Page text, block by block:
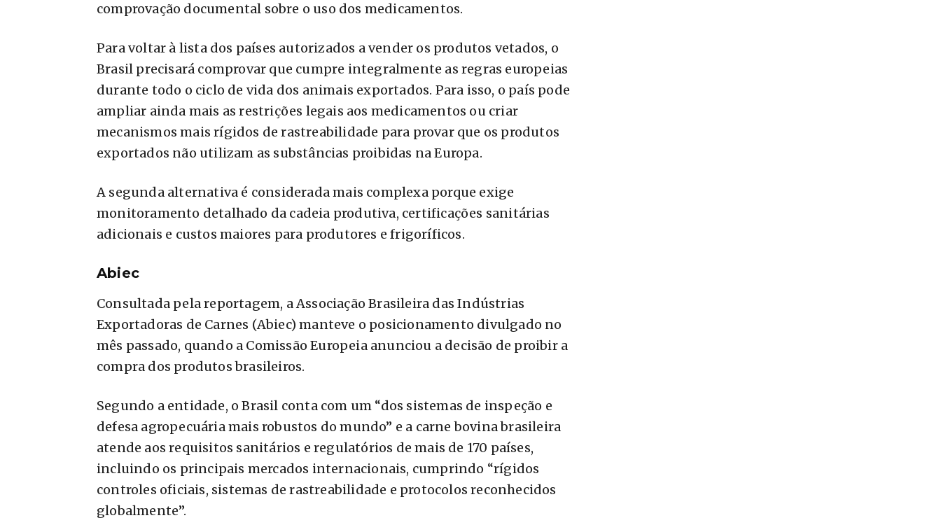
comprovação documental sobre o uso dos medicamentos.
Para voltar à lista dos países autorizados a vender os produtos vetados, o
Brasil precisará comprovar que cumpre integralmente as regras europeias
durante todo o ciclo de vida dos animais exportados. Para isso, o país pode
ampliar ainda mais as restrições legais aos medicamentos ou criar
mecanismos mais rígidos de rastreabilidade para provar que os produtos
exportados não utilizam as substâncias proibidas na Europa.
A segunda alternativa é considerada mais complexa porque exige
monitoramento detalhado da cadeia produtiva, certificações sanitárias
adicionais e custos maiores para produtores e frigoríficos.
Abiec
Consultada pela reportagem, a Associação Brasileira das Indústrias
Exportadoras de Carnes (Abiec) manteve o posicionamento divulgado no
mês passado, quando a Comissão Europeia anunciou a decisão de proibir a
compra dos produtos brasileiros.
Segundo a entidade, o Brasil conta com um “dos sistemas de inspeção e
defesa agropecuária mais robustos do mundo” e a carne bovina brasileira
atende aos requisitos sanitários e regulatórios de mais de 170 países,
incluindo os principais mercados internacionais, cumprindo “rígidos
controles oficiais, sistemas de rastreabilidade e protocolos reconhecidos
globalmente”.